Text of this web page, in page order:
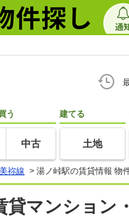
う
中古
建てる
土地
美祢線 > 湯ノ峠駅の賃貸情報 物
貸マンション